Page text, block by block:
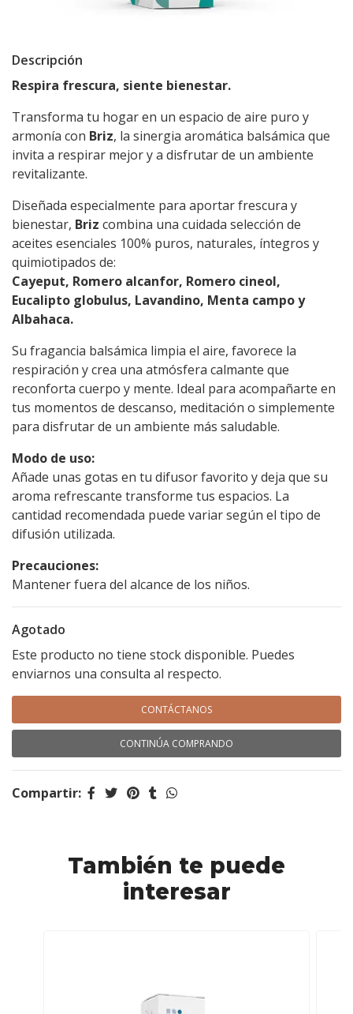
Descripción
Respira frescura, siente bienestar.
Transforma tu hogar en un espacio de aire puro y
armonía con Briz, la sinergia aromática balsámica que
invita a respirar mejor y a disfrutar de un ambiente
revitalizante.
Diseñada especialmente para aportar frescura y
bienestar, Briz combina una cuidada selección de
aceites esenciales 100% puros, naturales, íntegros y
quimiotipados de:
Cayeput, Romero alcanfor, Romero cineol,
Eucalipto globulus, Lavandino, Menta campo y
Albahaca.
Su fragancia balsámica limpia el aire, favorece la
respiración y crea una atmósfera calmante que
reconforta cuerpo y mente. Ideal para acompañarte en
tus momentos de descanso, meditación o simplemente
para disfrutar de un ambiente más saludable.
Modo de uso:
Añade unas gotas en tu difusor favorito y deja que su
aroma refrescante transforme tus espacios. La
cantidad recomendada puede variar según el tipo de
difusión utilizada.
Precauciones:
Mantener fuera del alcance de los niños.
Agotado
Este producto no tiene stock disponible. Puedes
enviarnos una consulta al respecto.
CONTÁCTANOS
CONTINÚA COMPRANDO
Compartir:
También te puede
interesar